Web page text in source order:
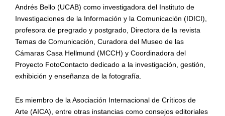
Andrés Bello (UCAB) como investigadora del Instituto de
Investigaciones de la Información y la Comunicación (IDICI)
profesora de pregrado y postgrado, Directora de la revista
Temas de Comunicación, Curadora del Museo de las
Cámaras Casa Hellmund (MCCH) y Coordinadora del
Proyecto FotoContacto dedicado a la investigación, gestión
exhibición y enseñanza de la fotografía.
Es miembro de la Asociación Internacional de Críticos de
Arte (AICA), entre otras instancias como consejos editoriales